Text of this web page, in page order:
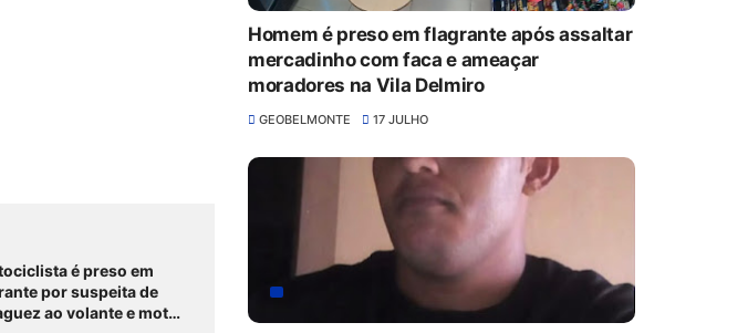
é preso em
por suspeita de
ao volante e moto
Homem é preso em flagrante após assaltar
mercadinho com faca e ameaçar
moradores na Vila Delmiro
GEOBELMONTE 17 JULHO